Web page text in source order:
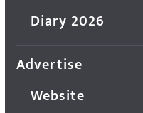
Diary 2026
Advertise
Website